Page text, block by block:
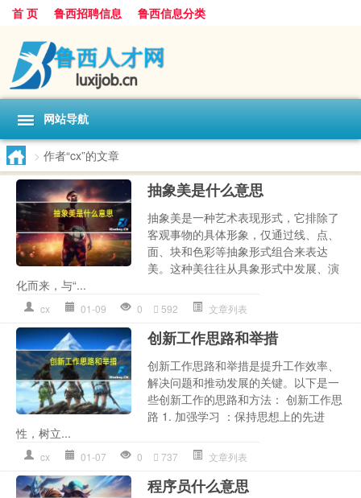
首 页 鲁西招聘信息 鲁西信息分类
网站导航
> 作者“cx”的文章
抽象美是什么意思
抽象美是一种艺术表现形式，它排除了
客观事物的具体形象，仅通过线、点、
面、块和色彩等抽象形式组合来表达
美。这种美往往从具象形式中发展、演
化而来，与“...
cx 01-09 0 592 文章列表
创新工作思路和举措
创新工作思路和举措是提升工作效率、
解决问题和推动发展的关键。以下是一
些创新工作的思路和方法： 创新工作思
路 1. 加强学习 ：保持思想上的先进
性，树立...
cx 01-07 0 737 文章列表
程序员什么意思